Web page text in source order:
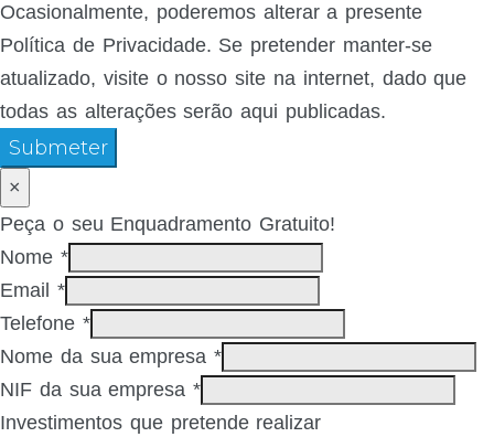
Ocasionalmente, poderemos alterar a presente
Política de Privacidade. Se pretender manter-se
atualizado, visite o nosso site na internet, dado que
todas as alterações serão aqui publicadas.
Submeter
×
Peça o seu Enquadramento Gratuito!
Nome *
Email *
Telefone *
Nome da sua empresa*
NIF da sua empresa*
Investimentos que pretende realizar